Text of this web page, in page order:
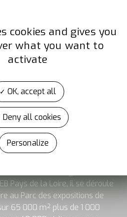
Pays de la Loire, il se déroule
au Parc des expositions de
65 000 m² plus de 1 000
cookies and gives you
what you want to
activate
OK, accept all
Deny all cookies
Personalize